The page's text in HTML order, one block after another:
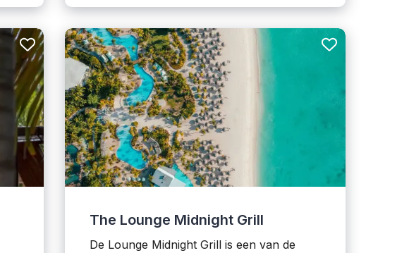
The Lounge Midnight Grill
De Lounge Midnight Grill is een van de